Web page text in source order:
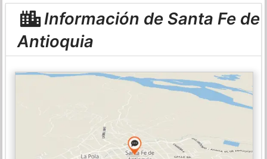
Información de Santa Fe de
Antioquia